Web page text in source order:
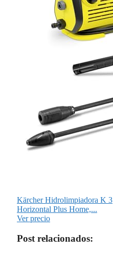
Kärcher Hidrolimpiadora K 3
Horizontal Plus Home,...
Ver precio
Post relacionados: